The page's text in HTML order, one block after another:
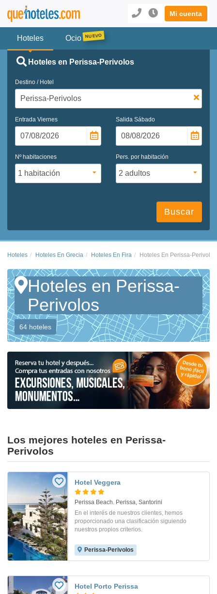
Mi cuenta
Hoteles Ocio
Hoteles en Perissa-Perivolos
Destino / Hotel
Entrada Viernes Salida Sábado
Nº habitaciones Pers. por habitación
Buscar
Hoteles Hoteles En Grecia Hoteles En Fira Hoteles En Perissa-Perivolos
Hoteles en Perissa-
Perivolos
64 hoteles
Los mejores hoteles en Perissa-
Perivolos
Hotel Veggera
Perissa Beach. Perissa, Santorini
En el interés de nuestros clientes, hemos
proporcionado una clasificación siguiendo
nuestros propios criterios.
Perissa-Perivolos
Hotel Porto Perissa